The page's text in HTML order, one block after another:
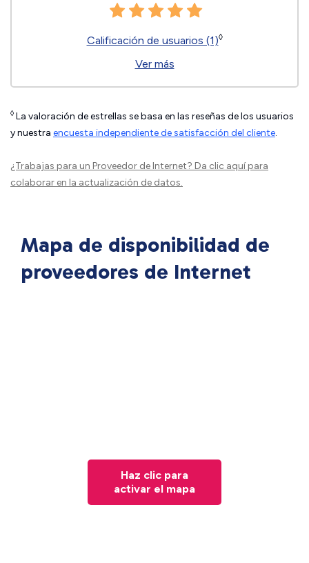
Calificación de usuarios (1)◊
Ver más
◊ La valoración de estrellas se basa en las reseñas de los usuarios
y nuestra encuesta independiente de satisfacción del cliente.
¿Trabajas para un Proveedor de Internet? Da clic aquípara
colaborar en la actualización de datos.
Mapa de disponibilidad de
proveedores de Internet
Haz clic para
activar el mapa